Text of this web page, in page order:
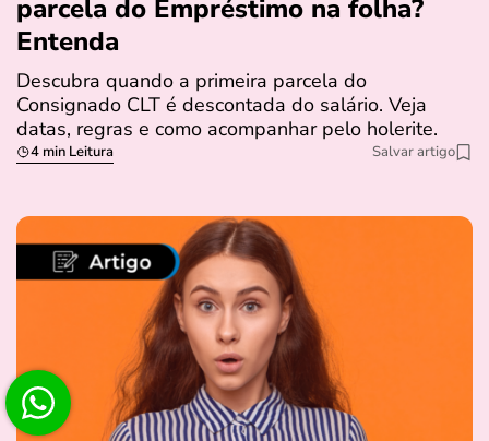
parcela do Empréstimo na folha?
Entenda
Descubra quando a primeira parcela do
Consignado CLT é descontada do salário. Veja
datas, regras e como acompanhar pelo holerite.
4 min Leitura Salvar artigo